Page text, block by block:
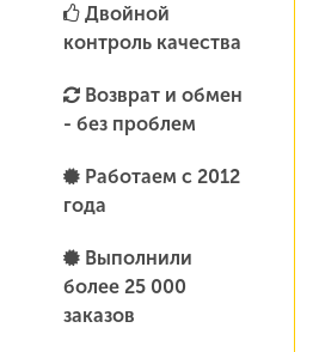
Двойной
контроль качества
Возврат и обмен
- без проблем
Работаем с 2012
года
Выполнили
более 25 000
заказов